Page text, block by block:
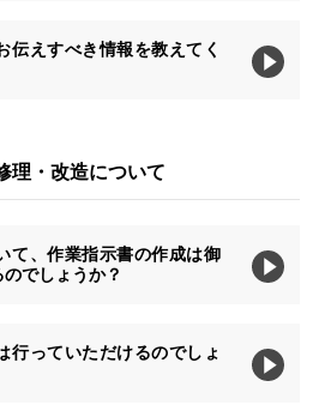
伝えすべき情報を教えてく
理・改造について
て、作業指示書の作成は御
でしょうか？
行っていただけるのでしょ